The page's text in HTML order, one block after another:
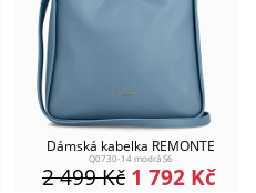
Dámská kabelka REMONTE
Q0730-14 modrá S6
1 792 Kč
2 499Kč